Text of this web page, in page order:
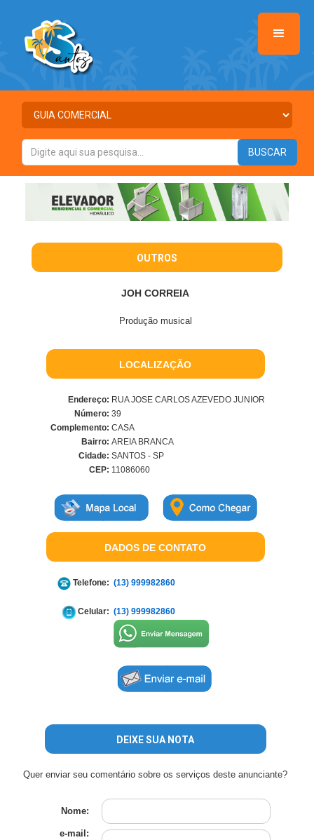
OUTROS
JOH CORREIA
Produção musical
LOCALIZAÇÃO
Endereço: RUA JOSE CARLOS AZEVEDO JUNIOR
Número: 39
Complemento: CASA
Bairro: AREIA BRANCA
Cidade: SANTOS - SP
CEP: 11086060
DADOS DE CONTATO
Telefone: (13) 999982860
Celular: (13) 999982860
DEIXE SUA NOTA
Quer enviar seu comentário sobre os serviços deste anunciante?
Nome:
e-mail: